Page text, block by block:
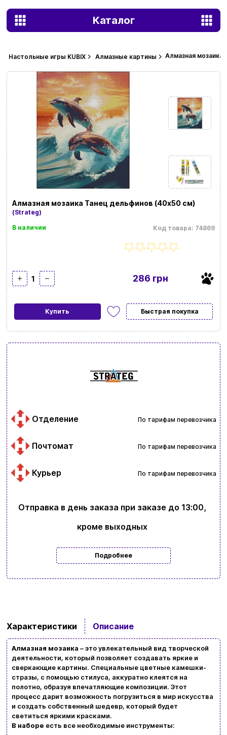
Каталог
Настольные игры KUBIX Алмазные картины Алмазная мозаика
Алмазная мозаика Танец дельфинов (40х50 см)
(Strateg)
Код товара: 74869
В наличии
286 грн
1
Купить Быстрая покупка
Отделение По тарифам перевозчика
Почтомат По тарифам перевозчика
Курьер По тарифам перевозчика
Отправка в день заказа при заказе до 13:00,
кроме выходных
Подробнее
Характеристики Описание
Алмазная мозаика – это увлекательный вид творческой
деятельности, который позволяет создавать яркие и
сверкающие картины. Специальные цветные камешки-
стразы, с помощью стилуса, аккуратно клеятся на
полотно, образуя впечатляющие композиции. Этот
процесс дарит возможность погрузиться в мир искусства
и создать собственный шедевр, который будет
светиться яркими красками.
В наборе есть все необходимые инструменты:
Бренды
Доставка и оплата
Новости и статьи
Возврат и обмен товаров
Политика конфиденциальности
Ваша корзина сейчас пуста